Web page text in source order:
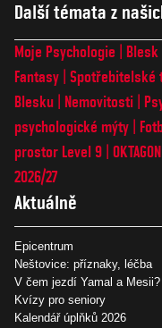
Další témata z
Moje Psychologie
Fantasy Spotřebitelské
Blesku
Nemovitosti
psychologické mýty
prostor Level 9
2026/27
Aktuálně
Epicentrum
Neštovice: příznaky, léčba
V čem jezdí Yamal a Mesii?
Kvízy pro seniory
Kalendář úplňků 2026